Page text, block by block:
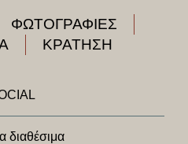
ΦΩΤΟΓΡΑΦΙΕΣ
ΚΡΑΤΗΣΗ
διαθέσιμα